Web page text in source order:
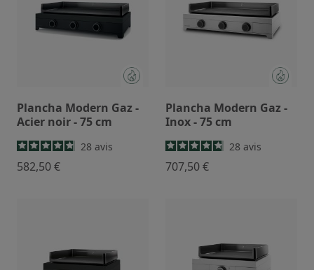
Plancha Modern Gaz -
Acier noir - 75 cm
28 avis
582,50 €
Plancha Modern Gaz -
Inox - 75 cm
28 avis
707,50 €